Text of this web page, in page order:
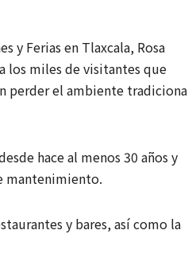
y Ferias en Tlaxcala, Rosa
los miles de visitantes que
perder el ambiente
hace al menos 30 años y
mantenimiento.
y bares, así como la